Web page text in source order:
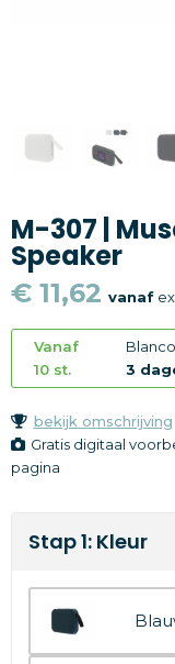
Textiel
Thema
Merken
M-307 |
Speaker
€ 11,62 vanaf
Vanaf
10 st.
3
bekijk omschrijving
Gratis digitaal
pagina
Stap 1: Kleur